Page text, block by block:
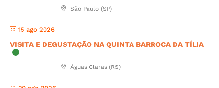
São Paulo (SP)
15 ago 2026
VISITA E DEGUSTAÇÃO NA QUINTA BARROCA DA TÍLIA
Águas Claras (RS)